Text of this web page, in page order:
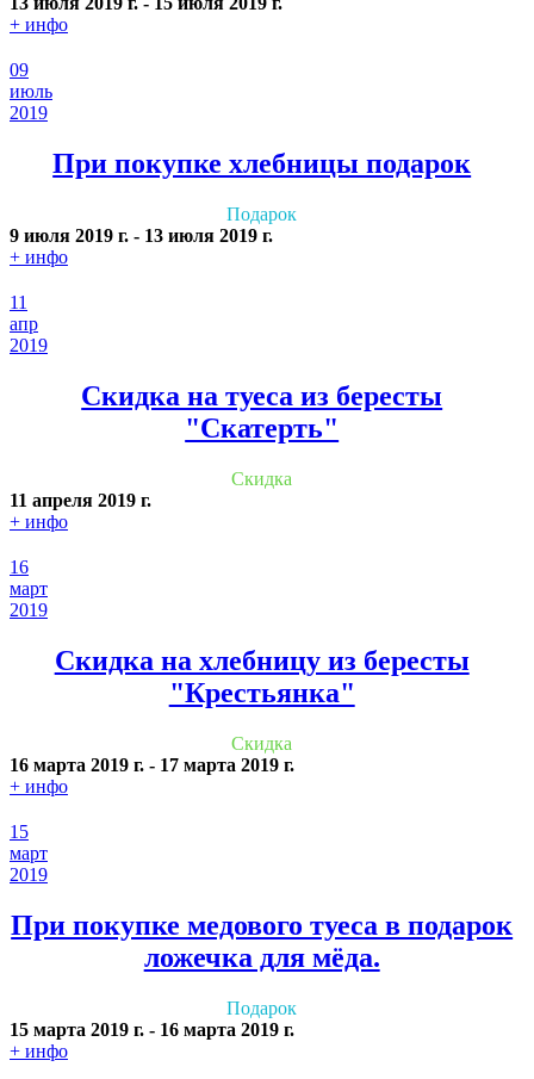
+ инфо
09
июль
2019
При покупке хлебницы подарок
Подарок
9 июля 2019 г. - 13 июля 2019 г.
+ инфо
11
апр
2019
Скидка на туеса из бересты
"Скатерть"
Скидка
11 апреля 2019 г.
+ инфо
16
март
2019
Скидка на хлебницу из бересты
"Крестьянка"
Скидка
16 марта 2019 г. - 17 марта 2019 г.
+ инфо
15
март
2019
При покупке медового туеса в подарок
ложечка для мёда.
Подарок
15 марта 2019 г. - 16 марта 2019 г.
+ инфо